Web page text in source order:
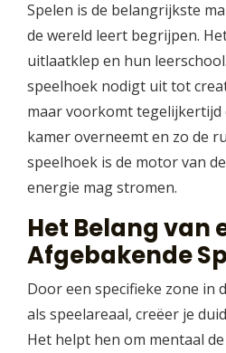
Spelen is de belangrijkste
de wereld leert begrijpen.
uitlaatklep en hun
speelhoek nodigt uit tot
maar voorkomt tegelijkertijd
kamer overneemt en zo de
speelhoek is de motor van
energie mag stromen.
Het Belang van
Afgebakende
Door een specifieke zone in
als speelareaal, creëer je
Het helpt hen om mentaal